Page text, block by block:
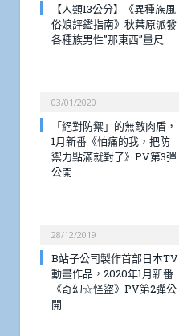
【人類13公分】《異種族風
俗娘評鑑指南》秋葉原派發
各種族男性”那東西”量尺
03/01/2020
「絕對防禦」的無敵肉盾，
1月新番《怕痛的我，把防
禦力點滿就對了》PV第3彈
公開
28/12/2019
B站子公司製作首部日本TV
動畫作品，2020年1月新番
《奇幻☆怪盜》PV第2彈公
開